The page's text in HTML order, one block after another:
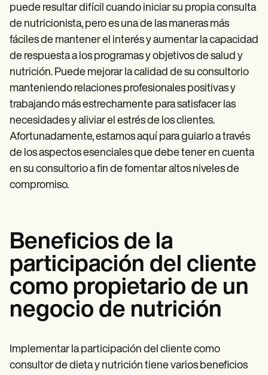
puede resultar difícil cuando iniciar su propia consulta
de nutricionista, pero es una de las maneras más
fáciles de mantener el interés y aumentar la capacidad
de respuesta a los programas y objetivos de salud y
nutrición. Puede mejorar la calidad de su consultorio
manteniendo relaciones profesionales positivas y
trabajando más estrechamente para satisfacer las
necesidades y aliviar el estrés de los clientes.
Afortunadamente, estamos aquí para guiarlo a través
de los aspectos esenciales que debe tener en cuenta
en su consultorio a fin de fomentar altos niveles de
compromiso.
Beneficios de la
participación del cliente
como propietario de un
negocio de nutrición
Implementar la participación del cliente como
consultor de dieta y nutrición tiene varios beneficios